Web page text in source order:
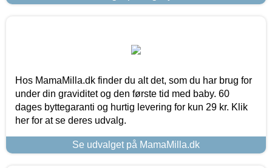
Hos MamaMilla.dk finder du alt det, som du har brug for
under din graviditet og den første tid med baby. 60
dages byttegaranti og hurtig levering for kun 29 kr. Klik
her for at se deres udvalg.
Se udvalget på MamaMilla.dk